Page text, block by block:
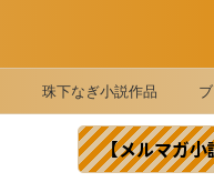
珠下なぎ小説作品
【メルマガ小